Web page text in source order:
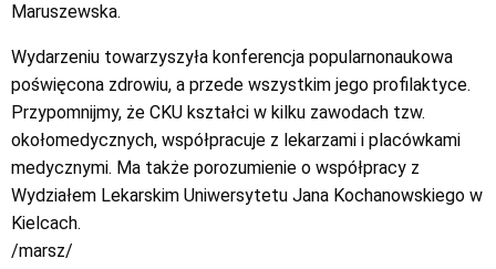
Maruszewska.
Wydarzeniu towarzyszyła konferencja popularnonaukowa
poświęcona zdrowiu, a przede wszystkim jego profilaktyce.
Przypomnijmy, że CKU kształci w kilku zawodach tzw.
okołomedycznych, współpracuje z lekarzami i placówkami
medycznymi. Ma także porozumienie o współpracy z
Wydziałem Lekarskim Uniwersytetu Jana Kochanowskiego w
Kielcach.
/marsz/